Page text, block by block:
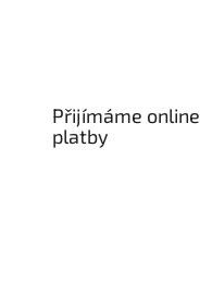
Přijímáme online
platby